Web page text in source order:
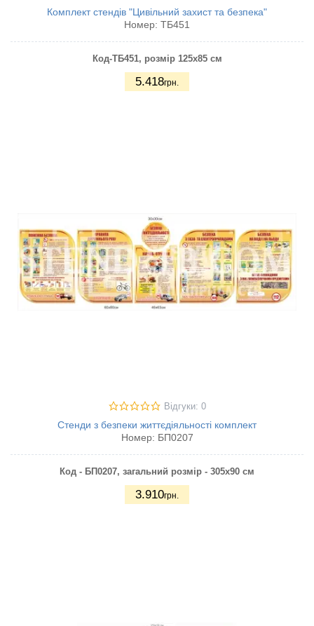
Комплект стендів "Цивільний захист та безпека"
Номер: ТБ451
Код-ТБ451, розмір 125х85 см
5.418грн.
Відгуки: 0
Стенди з безпеки життєдіяльності комплект
Номер: БП0207
Код - БП0207, загальний розмір - 305х90 см
3.910грн.